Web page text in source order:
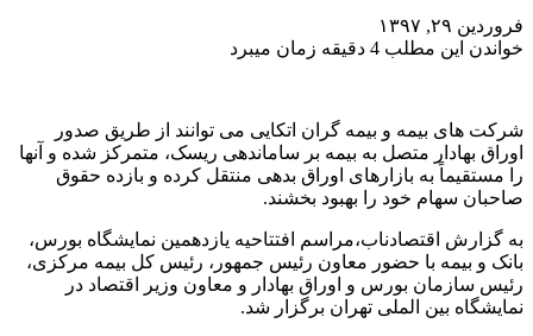
فروردین ۲۹, ۱۳۹۷
خواندن این مطلب 4 دقیقه زمان میبرد
شرکت های بیمه و بیمه گران اتکایی می توانند از طریق صدور
اوراق بهادار متصل به بیمه بر ساماندهی ریسک، متمرکز شده و آنها
را مستقیماً به بازارهای اوراق بدهی منتقل کرده و بازده حقوق
صاحبان سهام خود را بهبود بخشند.
به گزارش اقتصادناب،مراسم افتتاحیه یازدهمین نمایشگاه بورس،
بانک و بیمه با حضور معاون رئیس جمهور، رئیس کل بیمه مرکزی،
رئیس سازمان بورس و اوراق بهادار و معاون وزیر اقتصاد در
نمایشگاه بین الملی تهران برگزار شد.